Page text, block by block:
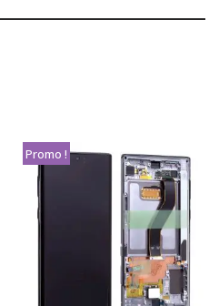
Promo !